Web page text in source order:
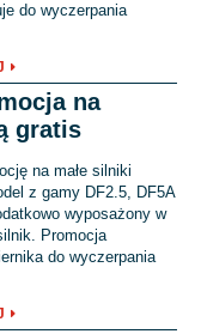
do wyczerpania
na
gratis
na małe silniki
z gamy DF2.5, DF5A
wyposażony w
Promocja
do wyczerpania